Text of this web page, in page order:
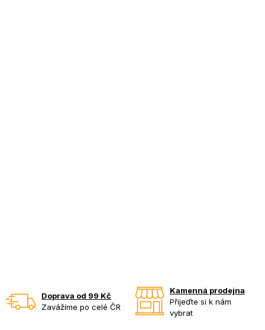
Doprava od 99 Kč
Zavážíme po celé ČR
Kamenná prodejna
Přijeďte si k nám
vybrat